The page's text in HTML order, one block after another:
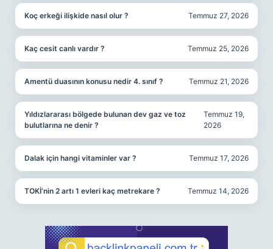
Koç erkeği ilişkide nasıl olur ? Temmuz 27, 2026
Kaç cesit canlı vardır ? Temmuz 25, 2026
Amentü duasının konusu nedir 4. sınıf ? Temmuz 21, 2026
Yıldızlararası bölgede bulunan dev gaz ve toz
bulutlarına ne denir ?
Temmuz 19,
2026
Dalak için hangi vitaminler var ? Temmuz 17, 2026
TOKİ’nin 2 artı 1 evleri kaç metrekare ? Temmuz 14, 2026